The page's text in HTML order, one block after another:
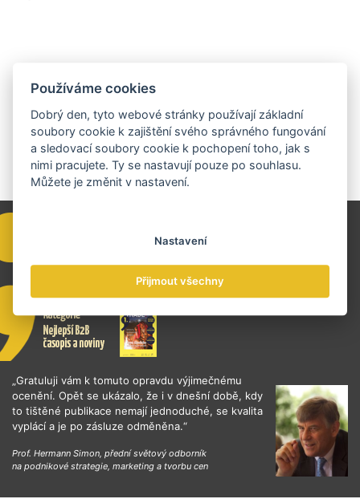
„Gratuluji vám k tomuto opravdu výjimečnému
ocenění. Opět se ukázalo, že i v dnešní době, kdy
to tištěné publikace nemají jednoduché, se kvalita
vyplácí a je po zásluze odměněna.“
Prof. Hermann Simon, přední světový odborník
na podnikové strategie, marketing a tvorbu cen
Používáme cookies
Dobrý den, tyto webové stránky používají základní
soubory cookie k zajištění svého správného fungování
a sledovací soubory cookie k pochopení toho, jak s
nimi pracujete. Ty se nastavují pouze po souhlasu.
Můžete je změnit v nastavení.
Nastavení
Přijmout všechny